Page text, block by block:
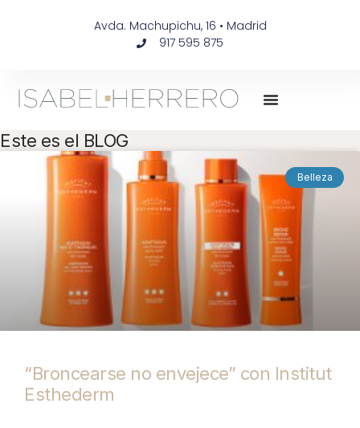
Avda. Machupichu, 16 • Madrid
917 595 875
Este es el BLOG
Belleza
“Broncearse no envejece” con Institut
Esthederm